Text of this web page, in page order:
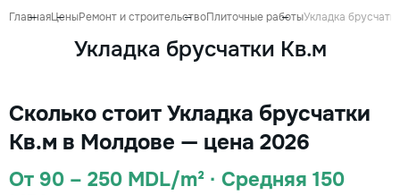
ГлавнаяЦеныРемонт и строительствоПлиточные работыУкладка
Укладка брусчатки Кв.м
Сколько стоит Укладка брусчатки
Кв.м в Молдове — цена 2026
От 90 – 250 MDL/m² · Средняя 150